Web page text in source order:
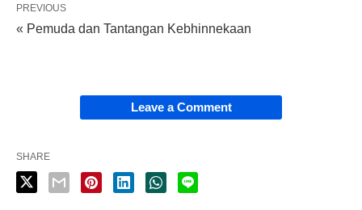
PREVIOUS
« Pemuda dan Tantangan Kebhinnekaan
Leave a Comment
SHARE